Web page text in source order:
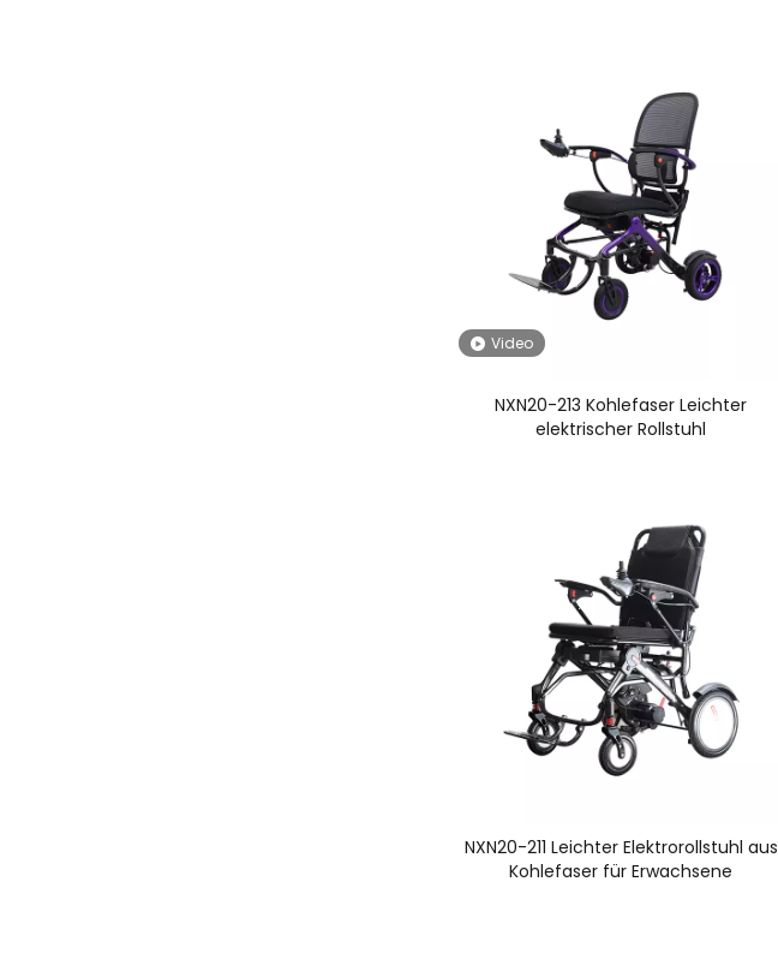
Video
NXN20-213 Kohlefaser Leichter
elektrischer Rollstuhl
NXN20-211 Leichter Elektrorollstuhl aus
Kohlefaser für Erwachsene